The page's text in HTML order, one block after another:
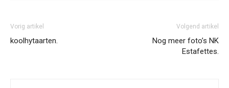
Vorig artikel
koolhytaarten.
Volgend artikel
Nog meer foto’s NK
Estafettes.